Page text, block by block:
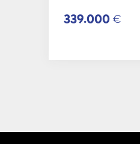
339.000 €